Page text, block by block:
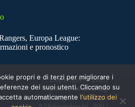
Europa League:
e pronostico
Copyright © 2025
SportNews BetFlag
Sede Legale: Via degli
propri e di terzi per migliorare i
dei suoi utenti. Cliccando su
automaticamente l'utilizzo dei